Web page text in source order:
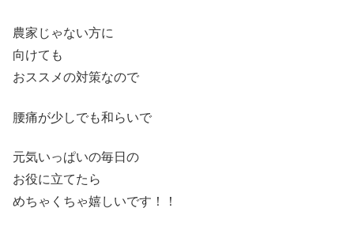
農家じゃない方に
向けても
おススメの対策なので
腰痛が少しでも和らいで
元気いっぱいの毎日の
お役に立てたら
めちゃくちゃ嬉しいです！！